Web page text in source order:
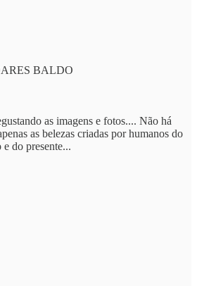
BALDO
as imagens e fotos.... Não há
as belezas criadas por humanos do
e do presente...